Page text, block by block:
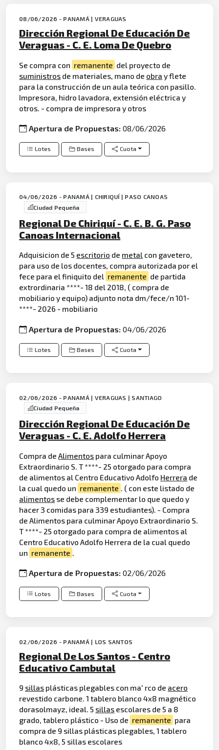
08/06/2026 - PANAMÁ | VERAGUAS
Dirección Regional De Educación De
Veraguas - C. E. Loma De Quebro
Se compra con remanente del proyecto de
suministros de materiales, mano de obra y flete
para la construcción de un aula teórica con pasillo.
Impresora, hidro lavadora, extensión eléctrica y
otros. - compra de impresora y otros
Apertura de Propuestas:08/06/2026
Lotes Bases Cuota
04/06/2026 - PANAMÁ | CHIRIQUÍ | PASO CANOAS
Ciudad Pequeña
Regional De Chiriquí - C. E. B. G. Paso
Canoas Internacional
Adquisicion de 5 escritorio de metal con gavetero,
para uso de los docentes, compra autorizada por el
fece para el finiquito del remanente de partida
extrordinaria ****- 18 del 2018, ( compra de
mobiliario y equipo) adjunto nota dm/fece/n 101-
****- 2026 - mobiliario
Apertura de Propuestas:04/06/2026
Lotes Bases Cuota
02/06/2026 - PANAMÁ | VERAGUAS | SANTIAGO
Ciudad Pequeña
Dirección Regional De Educación De
Veraguas - C. E. Adolfo Herrera
Compra deAlimentos para culminar Apoyo
Extraordinario S. T ****- 25 otorgado para compra
de alimentos al Centro Educativo Adolfo Herrera de
la cual quedo un remanente . ( con este listado de
alimentos se debe complementar lo que quedo y
hacer 3 comidas para 339 estudiantes). - Compra
de Alimentos para culminar Apoyo Extraordinario S.
T ****- 25 otorgado para compra de alimentos al
Centro Educativo Adolfo Herrera de la cual quedo
un remanente .
Apertura de Propuestas:02/06/2026
Lotes Bases Cuota
02/06/2026 - PANAMÁ | LOS SANTOS
Regional De Los Santos - Centro
Educativo Cambutal
9 sillas plásticas plegables con ma' rco de acero
revestido carbone. 1 tablero blanco 4x8 magnético
dorasolmayz, ideal. 5 sillas escolares de 5 a 8
grado, tablero plástico - Uso de remanente para
compra de 9 sillas plásticas plegables, 1 tablero
blanco 4x8, 5 sillas escolares